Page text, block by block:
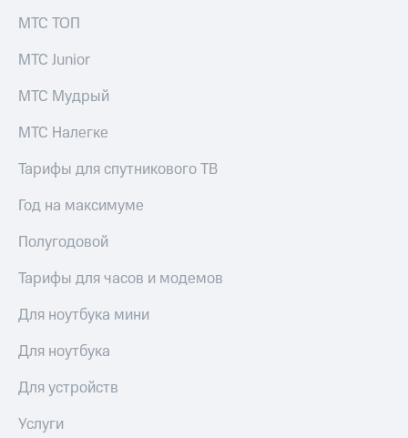
МТС ТОП
МТС Junior
МТС Мудрый
МТС Налегке
Тарифы для спутникового ТВ
Год на максимуме
Полугодовой
Тарифы для часов и модемов
Для ноутбука мини
Для ноутбука
Для устройств
Услуги